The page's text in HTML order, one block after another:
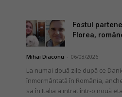
Fostul
Florea,
Mihai Diaconu 06/08/2026
La numai două zile după ce
înmormântată în România,
sa în Italia a intrat într-o nouă